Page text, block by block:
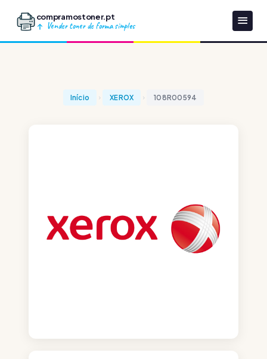
compramostoner.pt
Vender toner de forma simples
Início XEROX 108R00594